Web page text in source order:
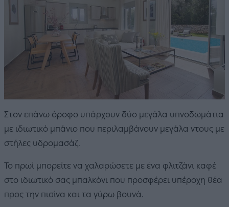
Στον επάνω όροφο υπάρχουν δύο μεγάλα υπνοδωμάτια
με ιδιωτικό μπάνιο που περιλαμβάνουν μεγάλα ντους με
στήλες υδρομασάζ.
Το πρωί μπορείτε να χαλαρώσετε με ένα φλιτζάνι καφέ
στο ιδιωτικό σας μπαλκόνι που προσφέρει υπέροχη θέα
προς την πισίνα και τα γύρω βουνά.